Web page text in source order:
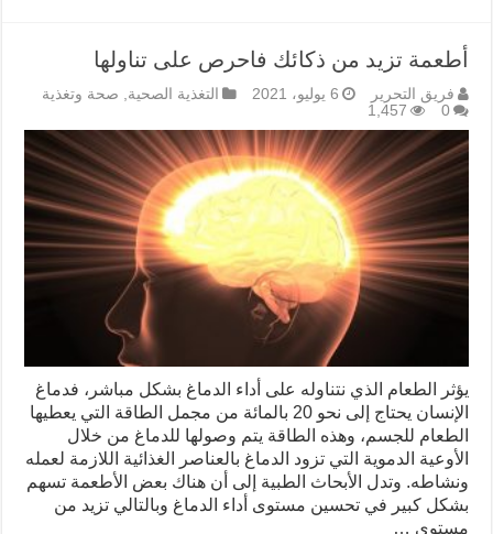
أطعمة تزيد من ذكائك فاحرص على تناولها
فريق التحرير 6 يوليو، 2021 التغذية الصحية
صحة وتغذية
0
1,457
يؤثر الطعام الذي نتناوله على أداء الدماغ بشكل مباشر، فدماغ
الإنسان يحتاج إلى نحو 20 بالمائة من مجمل الطاقة التي يعطيها
الطعام للجسم، وهذه الطاقة يتم وصولها للدماغ من خلال
الأوعية الدموية التي تزود الدماغ بالعناصر الغذائية اللازمة لعمله
ونشاطه. وتدل الأبحاث الطبية إلى أن هناك بعض الأطعمة تسهم
بشكل كبير في تحسين مستوى أداء الدماغ وبالتالي تزيد من
مستوى …